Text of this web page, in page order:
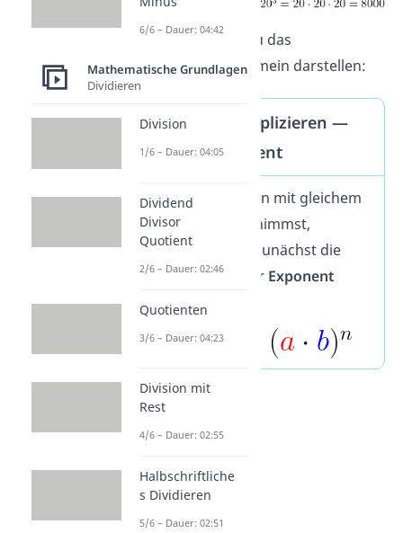
Auch hier kannst du das
Potenzgesetz allgemein darstellen:
Potenzen multiplizieren —
gleicher Exponent
Wenn du Potenzen mit gleichem
Exponenten mal nimmst,
multiplizierst du zunächst die
beiden Basen. Der Exponent
ändert sich nicht.
6/6 – Dauer: 04:42
Mathematische Grundlagen
Dividieren
Division
1/6 – Dauer: 04:05
Dividend
Divisor
Quotient
2/6 – Dauer: 02:46
Quotienten
3/6 – Dauer: 04:23
Division mit
Rest
4/6 – Dauer: 02:55
Halbschriftliche
s Dividieren
5/6 – Dauer: 02:51